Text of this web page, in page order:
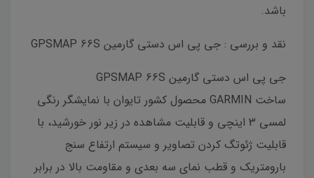
باشد.
نقد و بررسی : جی پی اس دستی گارمین GPSMAP 66S
جی پی اس دستی گارمین GPSMAP 66S
ساخت GARMIN محصول کشور تایوان با نمایشگر رنگی
لمسی 3 اینچی و قابلیت مشاهده در زیر نور خورشید، با
قابلیت ژئوتگ کردن تصاویر و سیستم ارتفاع سنج
بارومتریک و قطب نمای سه بعدی و مقاومت بالا در برابر